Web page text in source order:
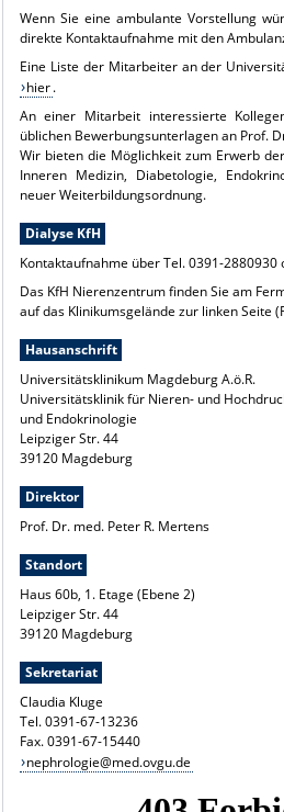
Wenn Sie eine ambulante Vorstellung
direkte Kontaktaufnahme mit den
Eine Liste der Mitarbeiter an der
hier.
An einer Mitarbeit interessierte
üblichen Bewerbungsunterlagen an Prof.
Wir bieten die Möglichkeit zum Erwerb
Inneren Medizin, Diabetologie,
neuer Weiterbildungsordnung.
Dialyse KfH
Kontaktaufnahme über Tel. 0391-2880930
Das KfH Nierenzentrum finden Sie am
auf das Klinikumsgelände zur linken Seite
Hausanschrift
Universitätsklinikum Magdeburg A.ö.R.
Universitätsklinik für Nieren- und
und Endokrinologie
Leipziger Str. 44
39120 Magdeburg
Direktor
Prof. Dr. med. Peter R. Mertens
Standort
Haus 60b, 1. Etage (Ebene 2)
Leipziger Str. 44
39120 Magdeburg
Sekretariat
Claudia Kluge
Tel. 0391-67-13236
Fax. 0391-67-15440
nephrologie@med.ovgu.de